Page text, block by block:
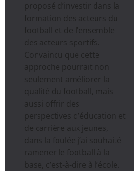
proposé d’investir dans la
formation des acteurs du
football et de l’ensemble
des acteurs sportifs.
Convaincu que cette
approche pourrait non
seulement améliorer la
qualité du football, mais
aussi offrir des
perspectives d’éducation et
de carrière aux jeunes,
dans la foulée j’ai souhaité
ramener le football à la
base, c’est-à-dire à l’école.